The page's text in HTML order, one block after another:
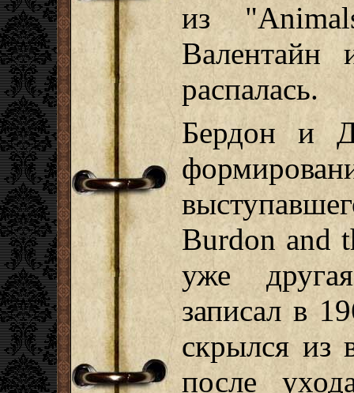
из
Валентайн
распалась.
Бердон и
Burdon and
уже
записал в
скрылся из
после